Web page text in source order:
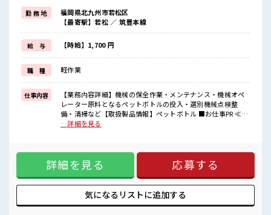
これまでの経験を活かしませんか？
ブランクがあっても大丈夫♪
経験はちょっとだけ…という方もOK！
≪時間にメリハリを≫
残業はほとんどナシ！
場合によってはお願いすることもあります♪
≪機能的な制服アリ≫
制服があるので、
毎日の服装の悩み解消♪
■職場の雰囲気
少人数でアットホームな雰囲気の職場！
休憩室で楽しくおしゃべり！
ロッカー付き職場♪
高収入もバッチリ目指せますよ！
勤 務 地
福岡県北九州市若松区
【最寄駅】若松 ／ 筑豊本線
給 与 【時給】1,700 円
職 種 軽作業
仕事内容
【業務内容詳細】機械の保全作業・メンテナンス・機械オペ
レーター原料となるペットボトルの投入・選別機械点検整
備・清掃など【取扱製品情報】ペットボトル ■お仕事PR ≪社
員登用のチャンス≫ 紹介予定派遣だから、 自分に職場が合う
はちょっとだけ…という方もOK！ ≪時間にメリハリを≫ 残
業はほとんどナシ！ 場合によってはお願いすることもありま
す♪ ≪機能的な制服アリ≫ 制服があるので、 毎日の服装の悩
み解消♪ ■職場の雰囲気 少人数でアットホームな雰囲気の職
場！ 休憩室で楽しくおしゃべり！ ストレス解消☆ 持ち物が多
いあなたにもぴったり☆ ロッカー付き職場♪ 高収入もバッチ
…詳細を見る
詳細を見る 応募する
気になるリストに追加する